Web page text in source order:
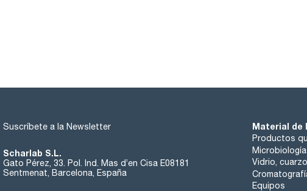
Suscríbete a la Newsletter
Scharlab S.L.
Gato Pérez, 33. Pol. Ind. Mas d’en Cisa E08181
Sentmenat, Barcelona, España
Material de
Productos
Microbiología
Vidrio,
Equipos